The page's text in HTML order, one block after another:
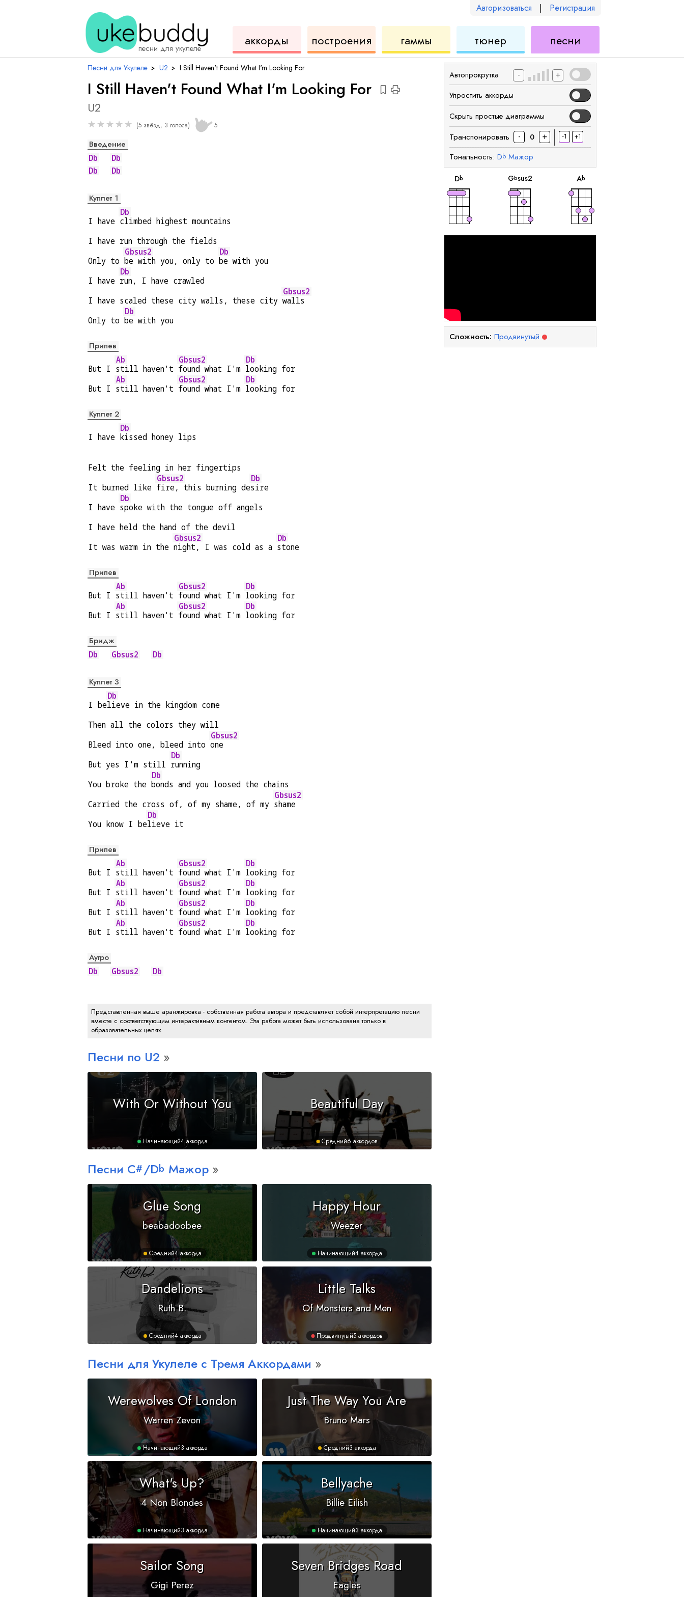
Авторизоваться | Регистрация
песни для укулеле
аккорды
для
укулеле
инструмент
для
построения
аккордов
гаммы
для
тюнер песни
для
Песни для Укулеле › U2 › I Still Haven't Found What I'm Looking For
I Still Haven't Found What I'm Looking For
U2
★★★★★ (5 звёзд, 3 голоса) 5
Введение
Db
Db
Db
Db
Куплет 1
I have
Db
climbed highest mountains
I have run through the fields
Only to
Gbsus2
be with you, only to
Db
be with you
I have
Db
run, I have crawled
I have scaled these city walls, these city
Gbsus2
walls
Only to
Db
be with you
Припев
But I
Ab
still haven't
Gbsus2
found what I'm
Db
looking for
But I
Ab
still haven't
Gbsus2
found what I'm
Db
looking for
Куплет 2
I have
Db
kissed honey lips
Felt the feeling in her fingertips
It burned like
Gbsus2
fire, this burning de
Db
sire
I have
Db
spoke with the tongue off angels
I have held the hand of the devil
It was warm in the
Gbsus2
night, I was cold as a
Db
stone
Припев
But I
Ab
still haven't
Gbsus2
found what I'm
Db
looking for
But I
Ab
still haven't
Gbsus2
found what I'm
Db
looking for
Бридж
Db
Gbsus2 Db
Куплет 3
I be
Db
lieve in the kingdom come
Then all the colors they will
Bleed into one, bleed into
Gbsus2
one
But yes I'm still
Db
running
You broke the
Db
bonds and you loosed the chains
Carried the cross of, of my shame, of my
Gbsus2
shame
You know I be
Db
lieve it
Припев
But I
Ab
still haven't
Gbsus2
found what I'm
Db
looking for
But I
Ab
still haven't
Gbsus2
found what I'm
Db
looking for
But I
Ab
still haven't
Gbsus2
found what I'm
Db
looking for
But I
Ab
still haven't
Gbsus2
found what I'm
Db
looking for
Аутро
Db
Gbsus2 Db
Представленная выше аранжировка - собственная работа автора и представляет собой интерпретацию песни
вместе с соответствующим интерактивным контентом. Эта работа может быть использована только в
образовательных целях.
Песни по U2
With Or Without You
Начинающий4 аккорда
Beautiful Day
Средний6 аккордов
Песни C#/Db Мажор
Glue Song
beabadoobee
Средний4 аккорда
Happy Hour
Weezer
Начинающий4 аккорда
Dandelions
Ruth B.
Средний4 аккорда
Little Talks
Of Monsters and Men
Продвинутый5 аккордов
Песни для Укулеле с Тремя Аккордами
Werewolves Of London
Warren Zevon
Начинающий3 аккорда
Just The Way You Are
Bruno Mars
Средний3 аккорда
What's Up?
4 Non Blondes
Начинающий3 аккорда
Bellyache
Billie Eilish
Начинающий3 аккорда
Sailor Song
Gigi Perez
Seven Bridges Road
Eagles
Автопрокрутка - +
Упростить аккорды
Скрыть простые диаграммы
Транспонировать
- 0 + -1 +1
Тональность: Db Мажор
Db
аккорд
Gbsus2
аккорд
Ab
аккорд
Сложность: Продвинутый